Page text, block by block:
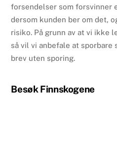
forsendelser som forsvinner
dersom kunden ber om det,
risiko. På grunn av at vi ikke
så vil vi anbefale at
brev uten sporing.
Besøk Finnskogene